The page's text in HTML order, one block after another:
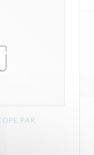
PAR